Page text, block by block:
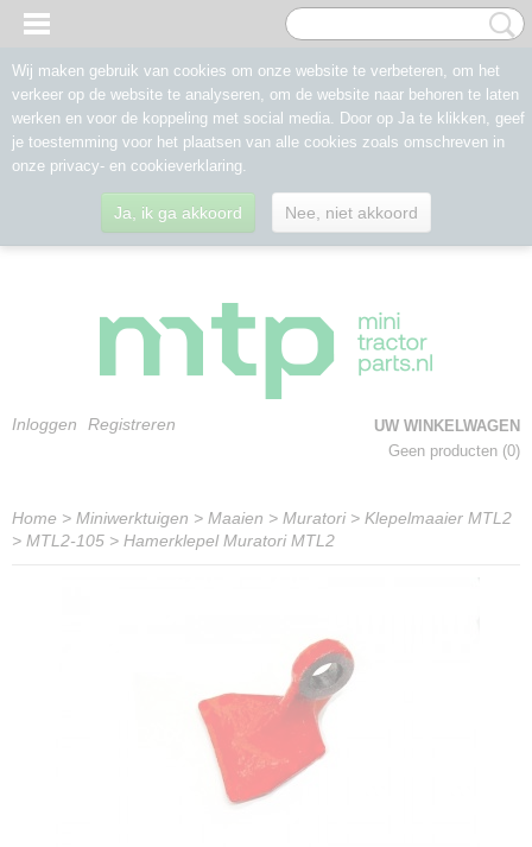
Inloggen Registreren
UW WINKELWAGEN
Geen producten (0)
Home > Miniwerktuigen > Maaien > Muratori> Klepelmaaier MTL2
> MTL2-105 > Hamerklepel Muratori MTL2
Wij maken gebruik van cookies om onze website te verbeteren, om het
verkeer op de website te analyseren, om de website naar behoren te laten
werken en voor de koppeling met social media. Door op Ja te klikken, geef
je toestemming voor het plaatsen van alle cookies zoals omschreven in
onze privacy- en cookieverklaring.
Ja, ik ga akkoord Nee, niet akkoord